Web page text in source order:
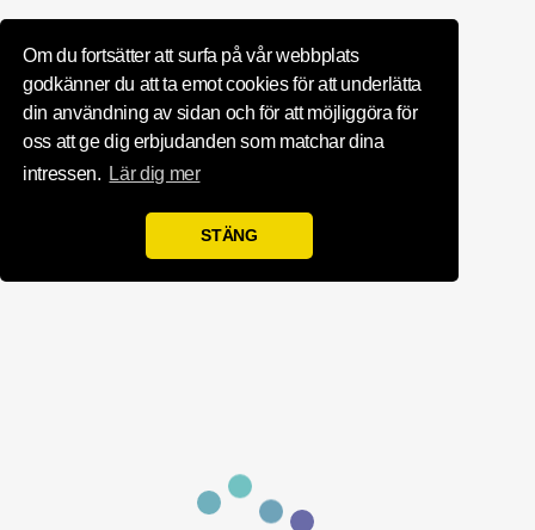
Om du fortsätter att surfa på vår webbplats
godkänner du att ta emot cookies för att underlätta
din användning av sidan och för att möjliggöra för
oss att ge dig erbjudanden som matchar dina
intressen. Lär dig mer
STÄNG
Influence Your